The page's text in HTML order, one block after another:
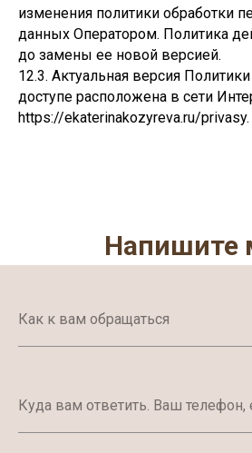
изменения политики обработки
данных Оператором. Политика
до замены ее новой версией.
12.3. Актуальная версия
доступе расположена в сети
https://ekaterinakozyreva.ru/privasy.
Напишите